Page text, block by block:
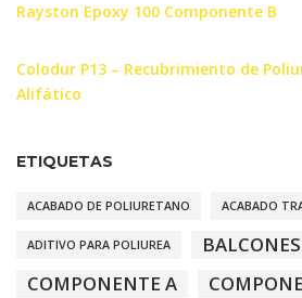
Rayston Epoxy 100 Componente B
Colodur P13 – Recubrimiento de
Alifático
ETIQUETAS
ACABADO DE POLIURETANO ACABADO
ADITIVO PARA POLIUREA
BALCONES
COMPONENTE A